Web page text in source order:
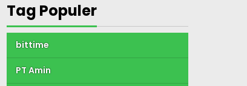
Tag Populer
bittime
PT Amin